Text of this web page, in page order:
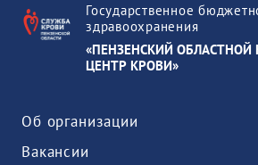
Государственное
здравоохранения
«ПЕНЗЕНСКИЙ ОБЛАСТНОЙ
ЦЕНТР КРОВИ»
Об организации
Вакансии